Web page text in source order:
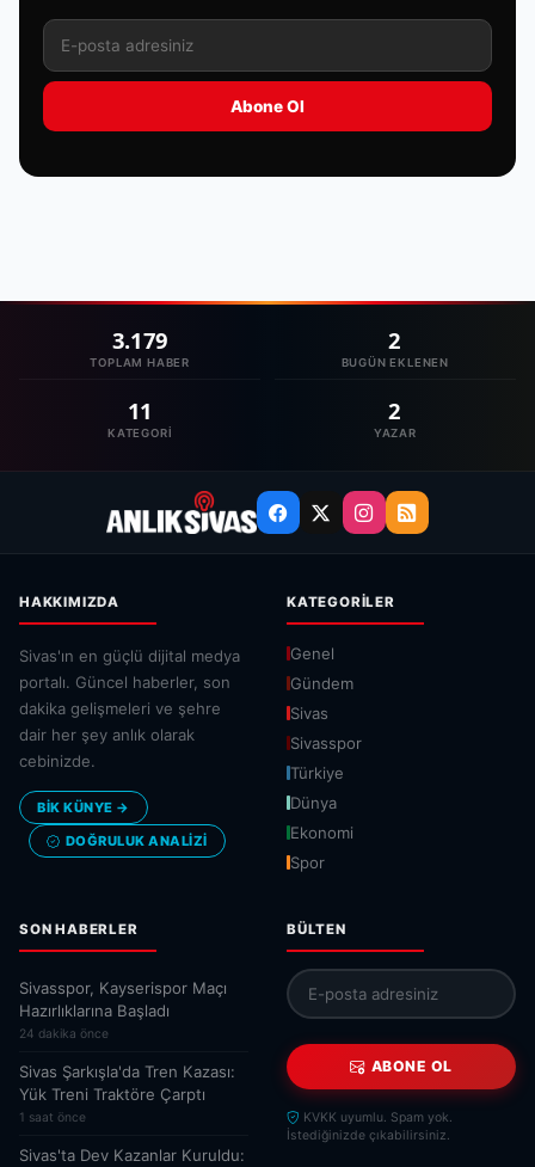
Abone Ol
3.179
TOPLAM HABER
2
BUGÜN EKLENEN
11
KATEGORI
2
YAZAR
HAKKIMIZDA
Sivas'ın en güçlü dijital medya
portalı. Güncel haberler, son
dakika gelişmeleri ve şehre
dair her şey anlık olarak
cebinizde.
BİK KÜNYE →
DOĞRULUK ANALIZI
KATEGORILER
Genel
Gündem
Sivas
Sivasspor
Türkiye
Dünya
Ekonomi
Spor
SON HABERLER
Sivasspor, Kayserispor Maçı
Hazırlıklarına Başladı
24 dakika önce
Sivas Şarkışla'da Tren Kazası:
Yük Treni Traktöre Çarptı
1 saat önce
Sivas'ta Dev Kazanlar Kuruldu:
BÜLTEN
ABONE OL
KVKK uyumlu. Spam yok.
İstediğinizde çıkabilirsiniz.